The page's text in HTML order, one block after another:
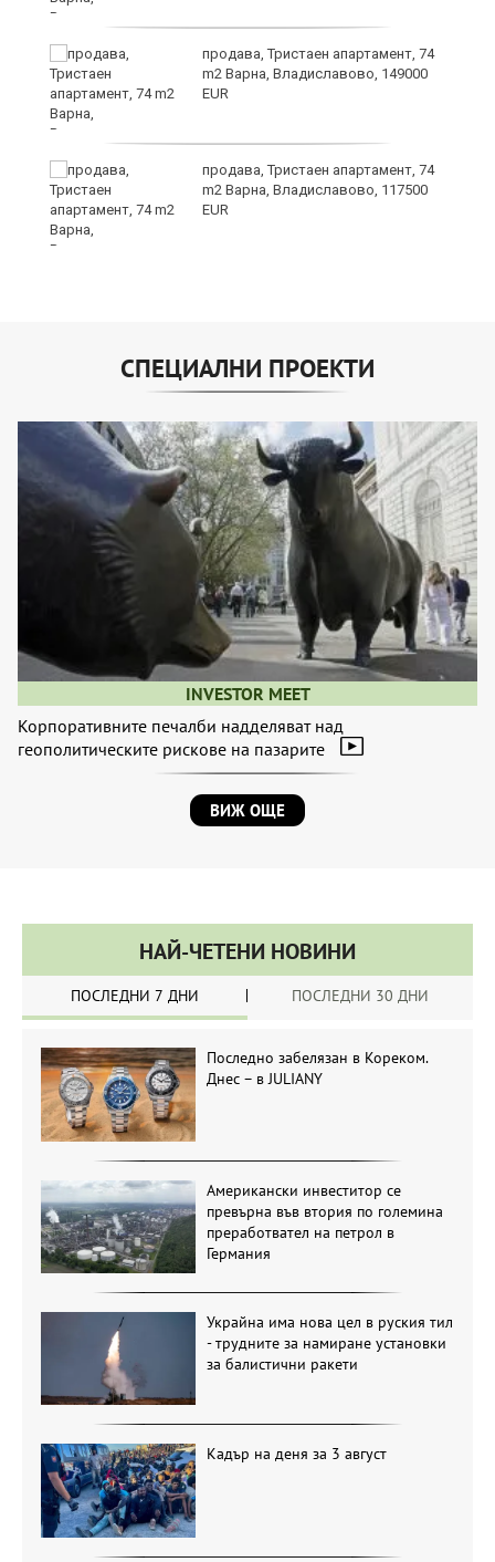
продава, Тристаен апартамент, 74
m2 Варна, Владиславово, 149000
EUR
продава, Тристаен апартамент, 74
m2 Варна, Владиславово, 117500
EUR
СПЕЦИАЛНИ ПРОЕКТИ
INVESTOR MEET
Корпоративните печалби надделяват над
геополитическите рискове на пазарите
ВИЖ ОЩЕ
НАЙ-ЧЕТЕНИ НОВИНИ
ПОСЛЕДНИ 7 ДНИ ПОСЛЕДНИ 30 ДНИ
Последно забелязан в Кореком.
Днес – в JULIANY
Американски инвеститор се
превърна във втория по големина
преработвател на петрол в
Германия
Украйна има нова цел в руския тил
- трудните за намиране установки
за балистични ракети
Кадър на деня за 3 август